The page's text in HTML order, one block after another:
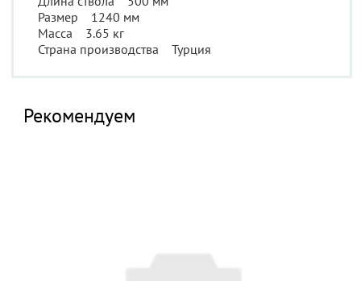
Размер 1240 мм
Масса 3.65 кг
Страна производства Турция
Рекомендуем